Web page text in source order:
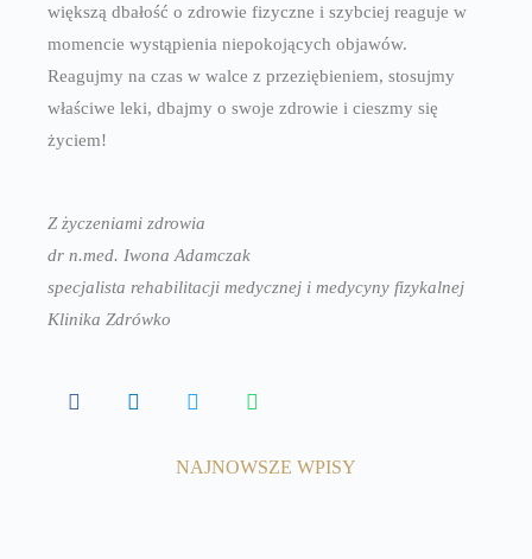
większą dbałość o zdrowie fizyczne i szybciej reaguje w
momencie wystąpienia niepokojących objawów.
Reagujmy na czas w walce z przeziębieniem, stosujmy
właściwe leki, dbajmy o swoje zdrowie i cieszmy się
życiem!
Z życzeniami zdrowia
dr n.med. Iwona Adamczak
specjalista rehabilitacji medycznej i medycyny fizykalnej
Klinika Zdrówko
NAJNOWSZE WPISY